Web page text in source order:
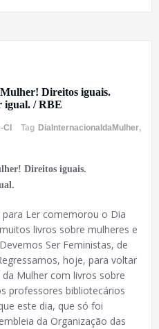
Direitos iguais.
igual. / RBE
Tag DiaInternacionaldaMulher,
Direitos iguais.
Ler comemorou o Dia
livros sobre mulheres e
Ser Feministas, de
hoje, para voltar
Mulher com livros sobre
professores bibliotecários
este dia, que só foi
da Organização das